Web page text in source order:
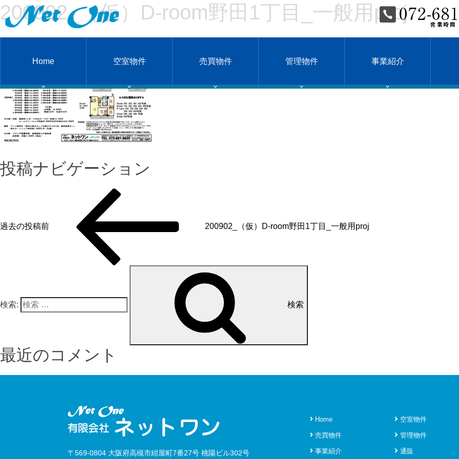
Home 空室物件 売買物件 管理物件 事業紹介
200902_（仮）D-room野田1丁目_一般用proj
投稿ナビゲーション
過去の投稿前 200902_（仮）D-room野田1丁目_一般用proj
検索: 検索
最近のコメント
〒569-0804 大阪府高槻市紺屋町7番27号 桃陽ビル302号
Home 空室物件
売買物件 管理物件
事業紹介 通販